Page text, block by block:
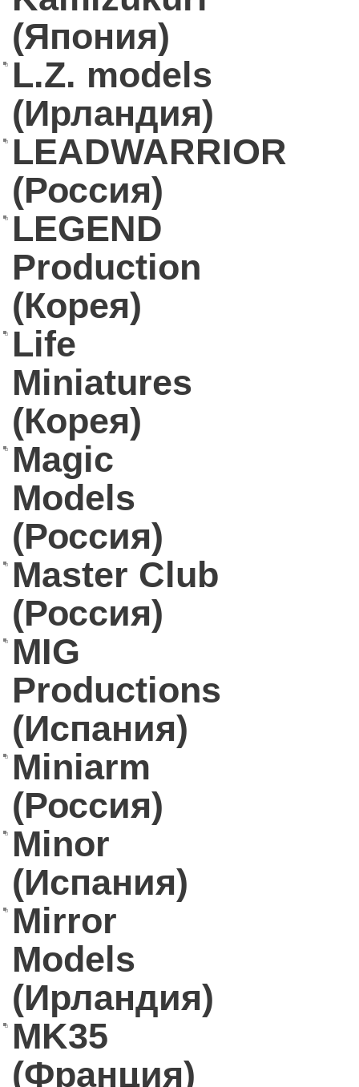
(Япония)
L.Z. models
(Ирландия)
LEADWARRIOR
(Россия)
LEGEND
Production
(Корея)
Life
Miniatures
(Корея)
Magic
Models
(Россия)
Master Club
(Россия)
MIG
Productions
(Испания)
Miniarm
(Россия)
Minor
(Испания)
Mirror
Models
(Ирландия)
MK35
(Франция)